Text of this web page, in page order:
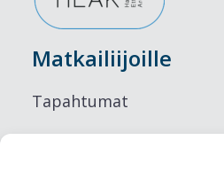
Matkailiijoille
Tapahtumat